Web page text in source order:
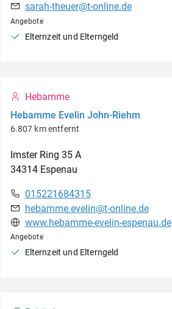
sarah-theuer@t-online.de
Angebote
Elternzeit und Elterngeld
Hebamme
Hebamme Evelin John-Riehm
6.807 km entfernt
Imster Ring 35 A
34314 Espenau
015221684315
hebamme.evelin@t-online.de
www.hebamme-evelin-espenau.de
Angebote
Elternzeit und Elterngeld